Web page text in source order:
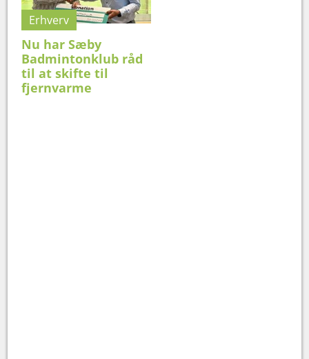
Erhverv
Nu har Sæby
Badmintonklub råd
til at skifte til
fjernvarme